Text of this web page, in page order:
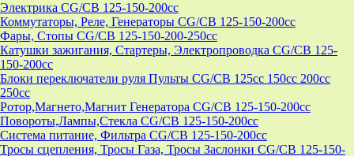
Электрика CG/CB 125-150-200cc
Коммутаторы, Реле, Генераторы CG/CB 125-150-200cc
Фары, Стопы CG/CB 125-150-200-250cc
Катушки зажигания, Стартеры, Электропроводка CG/CB 125-
150-200cc
Блоки переключатели руля Пульты CG/CB 125cc 150cc 200cc
250cc
Ротор,Магнето,Магнит Генератора CG/CB 125-150-200cc
Повороты,Лампы,Стекла CG/CB 125-150-200cc
Система питание, Фильтра CG/CB 125-150-200cc
Тросы сцепления, Тросы Газа, Тросы Заслонки CG/CB 125-150-